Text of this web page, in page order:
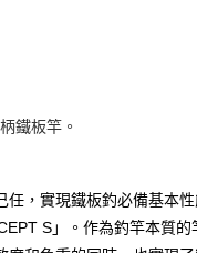
星展（台灣）商
中國信託商業銀行
永豐商業銀行
星展（台灣）商業
鐵板竿。
，實現鐵板釣必備基本性
S」。作為釣竿本質的